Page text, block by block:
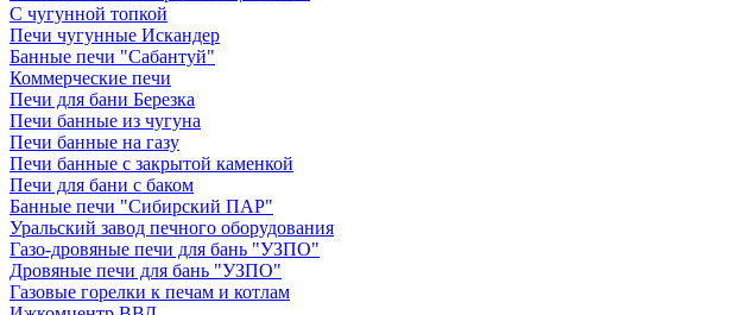
С чугунной топкой
Печи чугунные Искандер
Банные печи "Сабантуй"
Коммерческие печи
Печи для бани Березка
Печи банные из чугуна
Печи банные на газу
Печи банные с закрытой каменкой
Печи для бани с баком
Банные печи "Сибирский ПАР"
Уральский завод печного оборудования
Газо-дровяные печи для бань "УЗПО"
Дровяные печи для бань "УЗПО"
Газовые горелки к печам и котлам